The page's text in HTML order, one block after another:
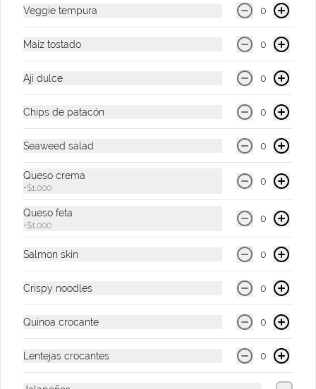
Bowl de arroz blanco, cerdo
desmechado, aguacate, coleslaw,
cebollín, cilantro, ajonjolí, cebolla crunch
Mahalo Bowl
Bolw de arroz de sushi, salmón
marinado, aguacate, mango, pepino
asiático, crispy noodles, cebollín,
jalapeños, cebolla morada, quinoa
crocante y salsa acevichada
Bowl de arroz blanco, pollo apanado,
coleslaw, aguacate, piña, cebollín,
ajonjolí y salsa sweet chilli.
Veggie tempura 0
Maíz tostado 0
Ají dulce 0
Chips de patacón 0
Seaweed salad 0
Queso crema
+$1.000
0
Queso feta
+$1.000
0
Salmon skin 0
Crispy noodles 0
Quinoa crocante 0
Lentejas crocantes 0